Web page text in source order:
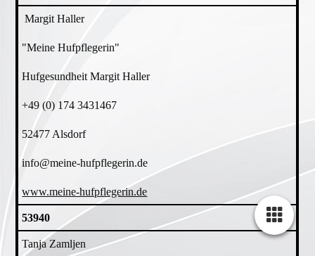
Margit Haller
"Meine Hufpflegerin"
Hufgesundheit Margit Haller
+49 (0) 174 3431467
52477 Alsdorf
info@meine-hufpflegerin.de
www.meine-hufpflegerin.de
53940
Tanja Zamljen